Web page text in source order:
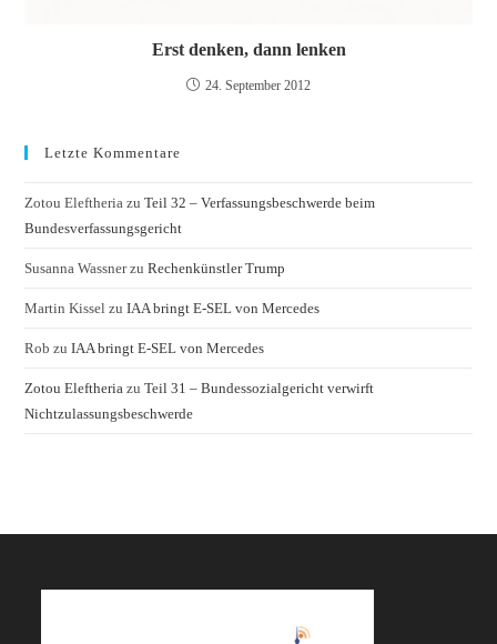
Erst denken, dann lenken
24. September 2012
Letzte Kommentare
Zotou Eleftheria zuTeil 32 – Verfassungsbeschwerde beim
Bundesverfassungsgericht
Susanna WassnerzuRechenkünstler Trump
Martin Kissel zuIAA bringt E-SEL von Mercedes
Rob zuIAA bringt E-SEL von Mercedes
Zotou Eleftheria zuTeil 31 – Bundessozialgericht verwirft
Nichtzulassungsbeschwerde